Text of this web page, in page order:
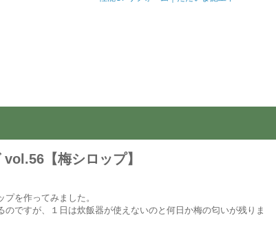
【梅シロップ】
を作ってみました。
ですが、１日は炊飯器が使えないのと何日か梅の匂いが残りま